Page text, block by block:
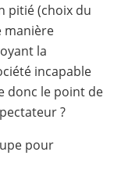
pitié (choix du
manière
la
incapable
donc le point de
?
pour